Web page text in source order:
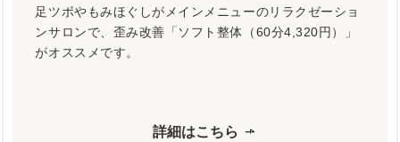
足ツボやもみほぐしがメインメニューのリラクゼーショ
ンサロンで、歪み改善「ソフト整体（60分4,320円）」
がオススメです。
詳細はこちら